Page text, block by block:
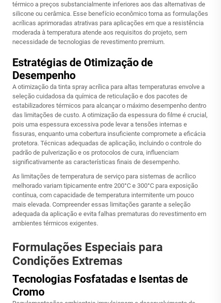
térmico a preços substancialmente inferiores aos das alternativas de
silicone ou cerâmica. Esse benefício econômico torna as formulações
acrílicas aprimoradas atrativas para aplicações em que a resistência
moderada à temperatura atende aos requisitos do projeto, sem
necessidade de tecnologias de revestimento premium.
Estratégias de Otimização de
Desempenho
A otimização da tinta spray acrílica para altas temperaturas envolve a
seleção cuidadosa da química de reticulação e dos pacotes de
estabilizadores térmicos para alcançar o máximo desempenho dentro
das limitações de custo. A otimização da espessura do filme é crucial,
pois uma espessura excessiva pode levar a tensões internas e
fissuras, enquanto uma cobertura insuficiente compromete a eficácia
protetora. Técnicas adequadas de aplicação, incluindo o controle do
padrão de pulverização e os protocolos de cura, influenciam
significativamente as características finais de desempenho.
As limitações de temperatura de serviço para sistemas de acrílico
melhorado variam tipicamente entre 200°C e 300°C para exposição
contínua, com capacidade de temperatura intermitente um pouco
mais elevada. Compreender essas limitações garante a seleção
adequada da aplicação e evita falhas prematuras do revestimento em
ambientes térmicos exigentes.
Formulações Especiais para
Condições Extremas
Tecnologias Fosfatadas e Isentas de
Cromo